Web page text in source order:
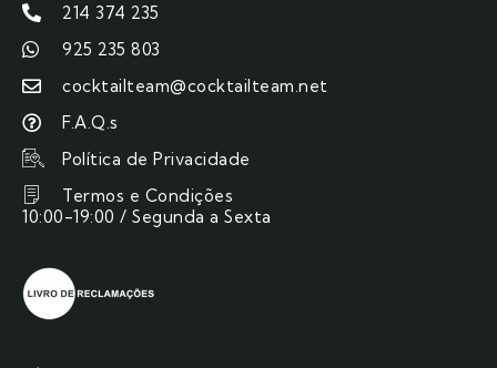
214 374 235
925 235 803
cocktailteam@cocktailteam.net
F.A.Q.s
Política de Privacidade
Termos e Condições
10:00-19:00 / Segunda a Sexta